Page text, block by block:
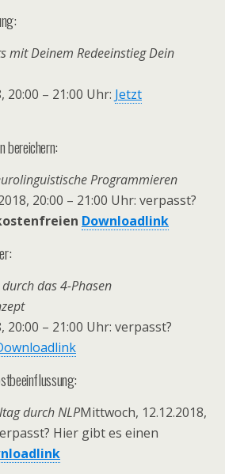
mit Deinem Redeeinstieg Dein
20:00 – 21:00 Uhr: Jetzt
bereichern:
Programmieren
20:00 – 21:00 Uhr: verpasst?
Downloadlink
das 4-Phasen
20:00 – 21:00 Uhr: verpasst?
durch NLPMittwoch, 12.12.2018,
Hier gibt es einen